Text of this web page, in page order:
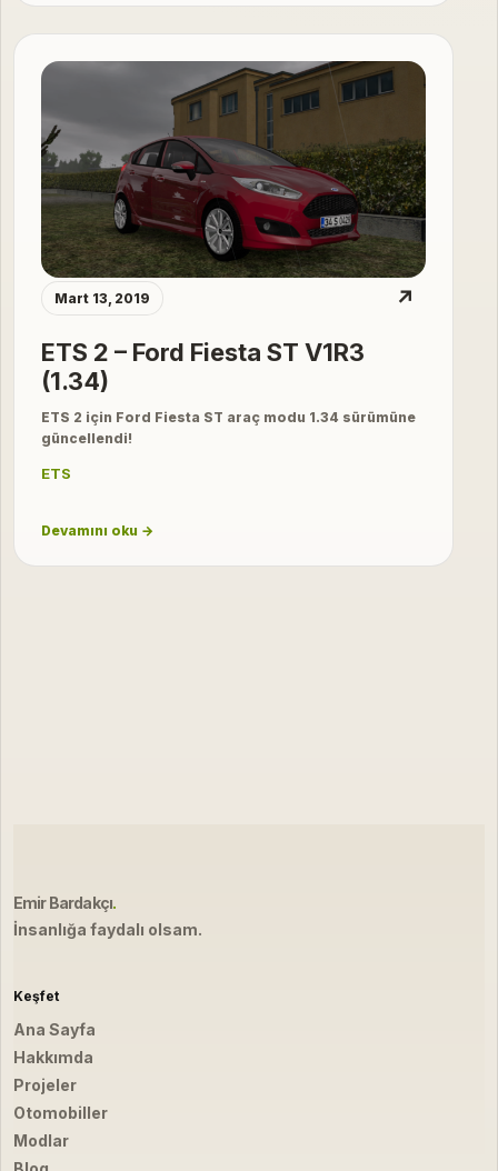
Mart 13, 2019 ↗
ETS 2 – Ford Fiesta ST V1R3
(1.34)
ETS 2 için Ford Fiesta ST araç modu 1.34 sürümüne
güncellendi!
ETS
Devamını oku →
Emir Bardakçı.
İnsanlığa faydalı olsam.
Keşfet
Ana Sayfa
Hakkımda
Projeler
Otomobiller
Modlar